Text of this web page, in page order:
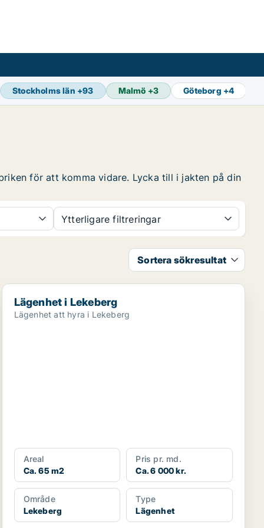
Stockholms län +93 Malmö +3 Göteborg +4
för att komma vidare. Lycka till i jakten på din
Ytterligare filtreringar
Sortera sökresultat
Lägenhet i Lekeberg
Lägenhet i Lekeberg
Lägenhet att hyra i Lekeberg
Areal
Ca. 65 m2
Pris pr. md.
Ca. 6 000 kr.
Område
Lekeberg
Type
Lägenhet